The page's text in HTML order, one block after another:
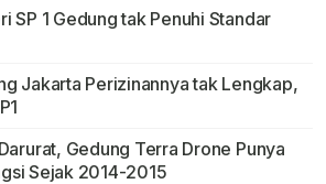
SP 1 Gedung tak Penuhi Standar
Jakarta Perizinannya tak Lengkap,
Gedung Terra Drone Punya
Sejak 2014-2015